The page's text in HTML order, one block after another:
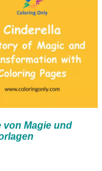
von Magie und